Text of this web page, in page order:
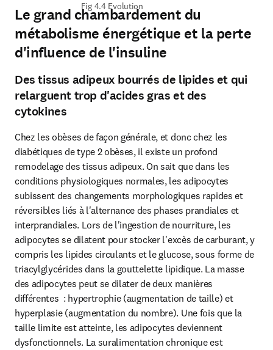
Fig 4.4 Evolution
Le grand chambardement du
métabolisme énergétique et la perte
d'influence de l'insuline
Des tissus adipeux bourrés de lipides et qui
relarguent trop d'acides gras et des
cytokines
Chez les obèses de façon générale, et donc chez les
diabétiques de type 2 obèses, il existe un profond
remodelage des tissus adipeux. On sait que dans les
conditions physiologiques normales, les adipocytes
subissent des changements morphologiques rapides et
réversibles liés à l'alternance des phases prandiales et
interprandiales. Lors de l'ingestion de nourriture, les
adipocytes se dilatent pour stocker l'excès de carburant, y
compris les lipides circulants et le glucose, sous forme de
triacylglycérides dans la gouttelette lipidique. La masse
des adipocytes peut se dilater de deux manières
différentes  : hypertrophie (augmentation de taille) et
hyperplasie (augmentation du nombre). Une fois que la
taille limite est atteinte, les adipocytes deviennent
dysfonctionnels. La suralimentation chronique est